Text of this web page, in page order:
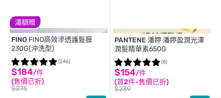
滿額贈
FINO FINO高效滲透護髮膜
230G(沖洗型)
$184/件
(售價已折)
$275
(246)
PANTENE 潘婷潘婷盈潤光澤
潤髮精華素650G
$154/件
(買2件-售價已折)
$239
(8)